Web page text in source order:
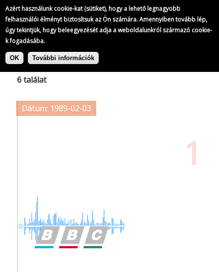
Azért használunk cookie-kat (sütiket), hogy a lehető legnagyobb
felhasználói élményt biztosítsuk az Ön számára. Amennyiben tovább lép,
úgy tekintjük, hogy beleegyezését adja a weboldalunkról származó cookie-
k fogadásába.
OK További információk
Ugrás
Címke: PETRI György
6 találat
Dátum: 1989-02-03
1